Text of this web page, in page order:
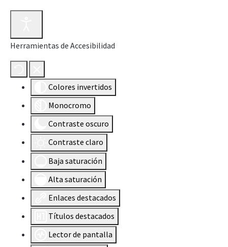
Herramientas de Accesibilidad
Colores invertidos
Monocromo
Contraste oscuro
Contraste claro
Baja saturación
Alta saturación
Enlaces destacados
Títulos destacados
Lector de pantalla